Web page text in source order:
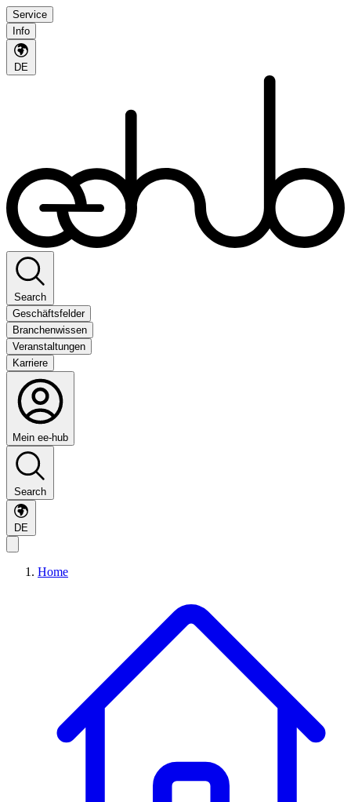
Service
Info
DE
Search
Geschäftsfelder
Branchenwissen
Veranstaltungen
Karriere
Mein ee-hub
Search
DE
Home